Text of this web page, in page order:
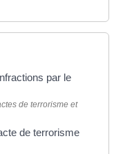
par le
de terrorisme et
de terrorisme